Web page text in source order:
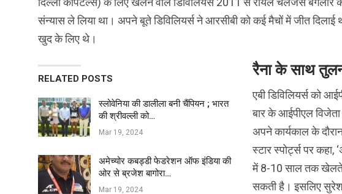
संन्यास ले लिया था। अपने बूते डिविलियर्स ने आरसीबी को कई मैचों में जीत दिलाई
खुद के लिए थे।
RELATED POSTS
स्लोवेनिया की डालीला बनी चैंपियन ; भारत
की श्रीवल्ली को…
Mar 19, 2024
अमेच्योर कबड्डी फेडरेशन ऑफ इंडिया की
ओर से ब्रजेश बागोरा…
Mar 19, 2024
रैना के साथ
एबी डिविलियर्स को
बार के आईपीएल विजेता
अपने कार्यकाल के
स्टार स्पोर्ट्स पर कहा,
में 8-10 साल तक खेलते
सकती है। इसलिए सुरेश